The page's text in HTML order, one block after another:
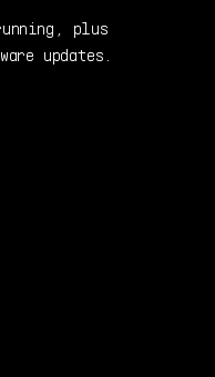
plus
updates.